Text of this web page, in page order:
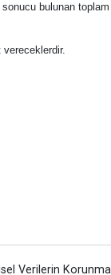
bulunan
Verilerin